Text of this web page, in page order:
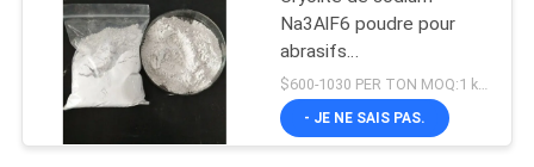
Na3AlF6 poudre pour
abrasifs
Hexafluoroaluminate de
sodium
- JE NE SAIS PAS.